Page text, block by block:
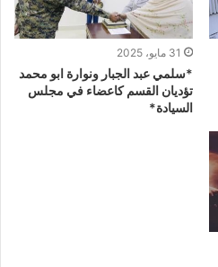
31 مايو، 2025
*سلمي عبد الجبار ونوارة ابو محمد
تؤديان القسم كاعضاء في مجلس
السيادة*